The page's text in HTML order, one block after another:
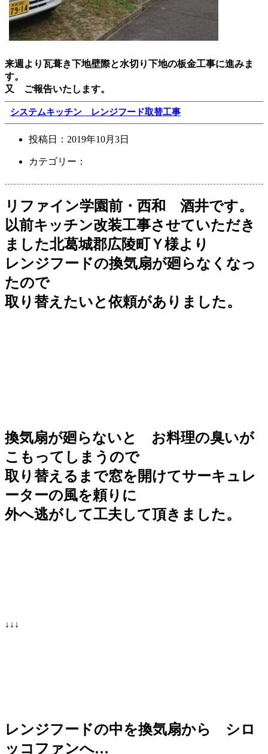
来週より瓦葺き下地壁際と水切り下地の板金工事に進みま
す。
又 ご報告いたします。
システムキッチン レンジフード取替工事
投稿日： 2019年10月3日
カテゴリー：
リファイン学園前・西和 酒井です。
以前キッチン改装工事させていただき
ました北葛城郡広陵町Ｙ様より
レンジフードの換気扇が廻らなくなっ
たので
取り替えたいと依頼がありました。
換気扇が廻らないと お料理の臭いが
こもってしまうので
取り替えるまで窓を開けてサーキュレ
ーターの風を頼りに
外へ逃がして工夫して頂きました。
↓↓↓
レンジフードの中を換気扇から シロ
ッコファンへ…